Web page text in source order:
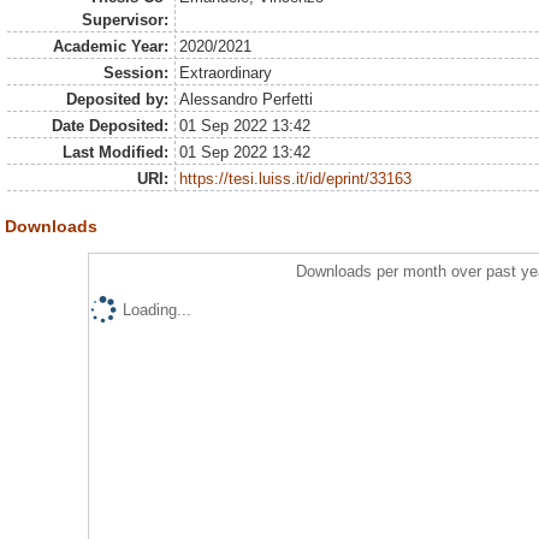
Supervisor:
Academic Year:
2020/2021
Session:
Extraordinary
Deposited by:
Alessandro Perfetti
Date Deposited:
01 Sep 2022 13:42
Last Modified:
01 Sep 2022 13:42
URI:
https://tesi.luiss.it/id/eprint/33163
Downloads
Downloads per month over past
Loading...